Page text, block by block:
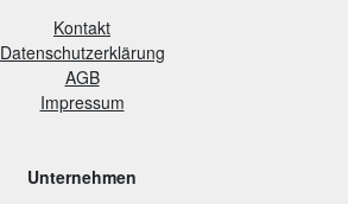
Kontakt
Datenschutzerklärung
AGB
Impressum
Unternehmen